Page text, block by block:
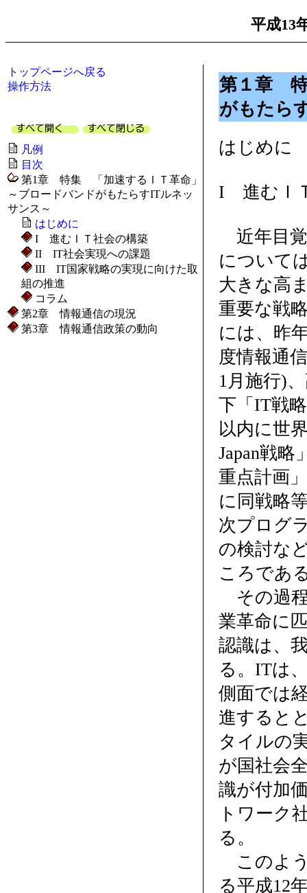
平成13
トップページへ戻る
操作方法
凡例
目次
第1章 特集 「加速するＩＴ革命」
～ブロードバンドがもたらすITルネッ
サンス～
はじめに
I 進むＩＴ社会の構築
II IT社会実現への課題
III IT国家戦略の実現に向けた取
組の推進
コラム
第2章 情報通信の現況
第3章 情報通信政策の動向
第１章
がもたら
はじめに
I 進むＩ
近年目
について
大きな高
重要な戦
には、昨
度情報通
1月施行)
下「IT戦
以内に世
Japan戦略
重点計画
に同戦略
次プログ
の検討な
ころであ
その過
業革命に
認識は、
る。ITは
側面では
進すると
タイルの
が国社会
識が付加
トワーク
る。
このよ
る平成12